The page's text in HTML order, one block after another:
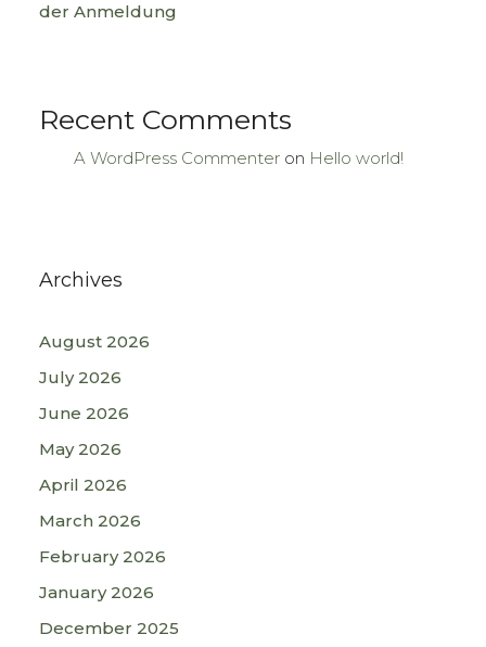
der Anmeldung
Recent Comments
A WordPress Commenter on Hello world!
Archives
August 2026
July 2026
June 2026
May 2026
April 2026
March 2026
February 2026
January 2026
December 2025